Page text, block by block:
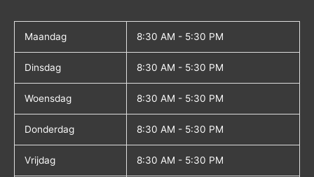
Maandag 8:30 AM - 5:30 PM
Dinsdag 8:30 AM - 5:30 PM
Woensdag 8:30 AM - 5:30 PM
Donderdag 8:30 AM - 5:30 PM
Vrijdag 8:30 AM - 5:30 PM